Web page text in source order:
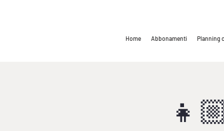
Home Abbonamenti Planning